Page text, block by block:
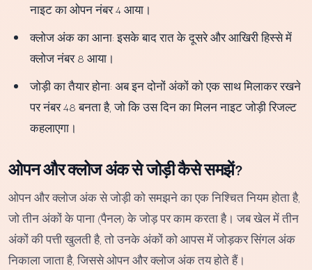
नाइट का ओपन नंबर 4 आया।
क्लोज अंक का आना: इसके बाद रात के दूसरे और आखिरी हिस्से में
क्लोज नंबर 8 आया।
जोड़ी का तैयार होना: अब इन दोनों अंकों को एक साथ मिलाकर रखने
पर नंबर 48 बनता है, जो कि उस दिन का मिलन नाइट जोड़ी रिजल्ट
कहलाएगा।
ओपन और क्लोज अंक से जोड़ी कैसे समझें?
ओपन और क्लोज अंक से जोड़ी को समझने का एक निश्चित नियम होता है,
जो तीन अंकों के पाना (पैनल) के जोड़ पर काम करता है। जब खेल में तीन
अंकों की पत्ती खुलती है, तो उनके अंकों को आपस में जोड़कर सिंगल अंक
निकाला जाता है, जिससे ओपन और क्लोज अंक तय होते हैं।